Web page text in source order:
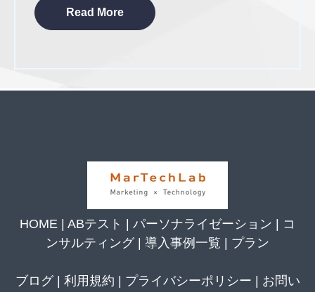
Read More
HOME | ABテスト | パーソナライゼーション | コ
ンサルティング| 導入事例一覧 | プラン
ブログ| 利用規約 | プライバシーポリシー | お問い